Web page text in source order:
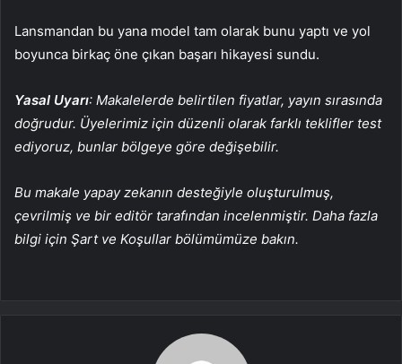
Lansmandan bu yana model tam olarak bunu yaptı ve yol
boyunca birkaç öne çıkan başarı hikayesi sundu.
Yasal Uyarı: Makalelerde belirtilen fiyatlar, yayın sırasında
doğrudur. Üyelerimiz için düzenli olarak farklı teklifler test
ediyoruz, bunlar bölgeye göre değişebilir.
Bu makale yapay zekanın desteğiyle oluşturulmuş,
çevrilmiş ve bir editör tarafından incelenmiştir. Daha fazla
bilgi için Şart ve Koşullar bölümümüze bakın.